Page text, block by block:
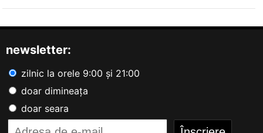
newsletter:
zilnic la orele 9:00 și 21:00
doar dimineața
doar seara